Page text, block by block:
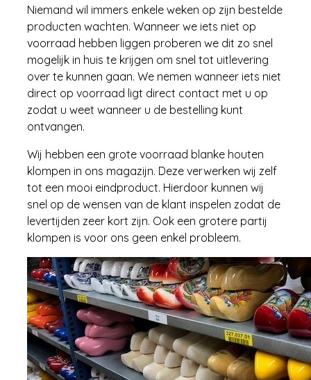
Niemand wil immers enkele weken op zijn bestelde
producten wachten. Wanneer we iets niet op
voorraad hebben liggen proberen we dit zo snel
mogelijk in huis te krijgen om snel tot uitlevering
over te kunnen gaan. We nemen wanneer iets niet
direct op voorraad ligt direct contact met u op
zodat u weet wanneer u de bestelling kunt
ontvangen.
Wij hebben een grote voorraad blanke houten
klompen in ons magazijn. Deze verwerken wij zelf
tot een mooi eindproduct. Hierdoor kunnen wij
snel op de wensen van de klant inspelen zodat de
levertijden zeer kort zijn. Ook een grotere partij
klompen is voor ons geen enkel probleem.